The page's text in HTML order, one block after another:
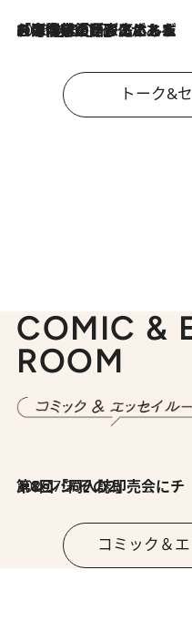
2026.8.3
「今後値上げがあるとすれば…」「リスクがあるのは今年の冬」エネルギー専門家が語る、ホルムズ海峡封鎖が家庭にもたらす“ある心配”
トーク&
COMIC &
ROOM
2026.7.30
第8回「同人誌即売会にチャレンジ その2」
コミック＆